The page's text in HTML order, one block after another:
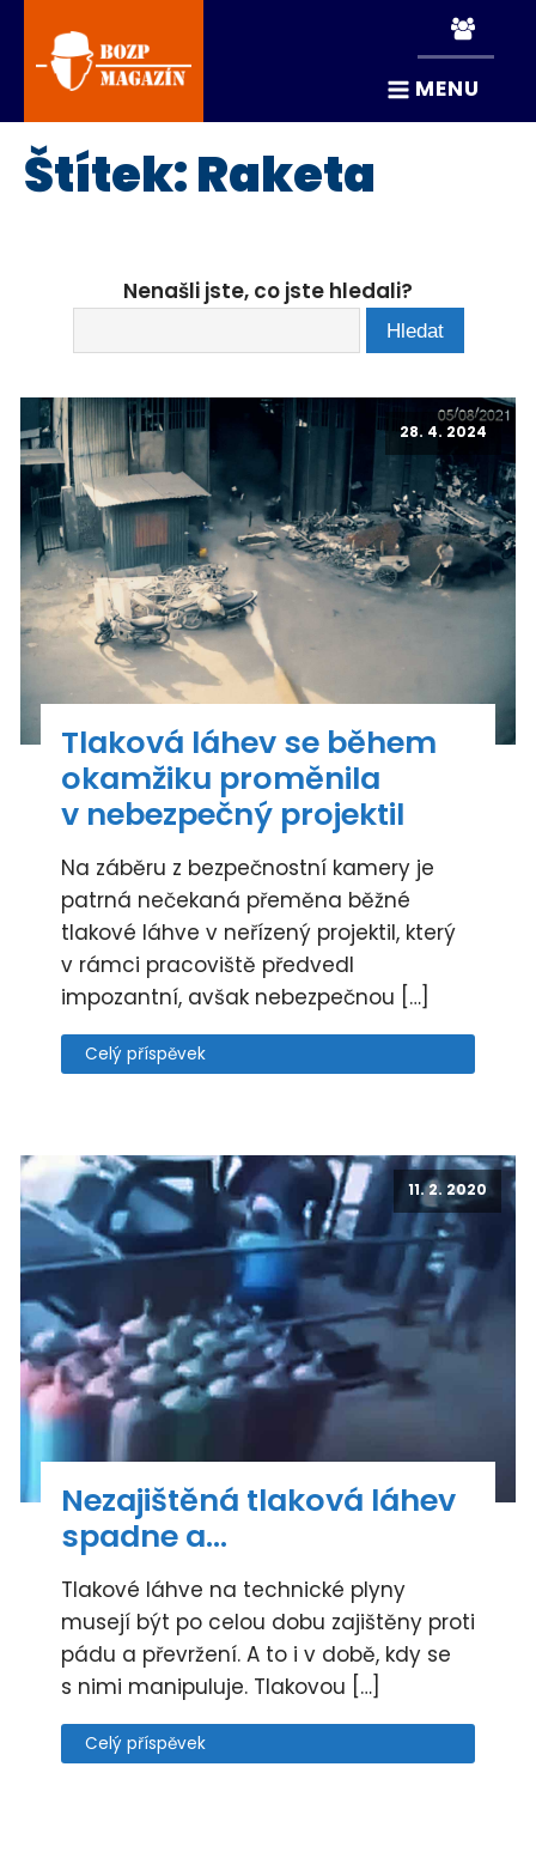
MENU
Štítek:Raketa
Nenašli jste, co jste hledali?
28. 4. 2024
Tlaková láhev se během
okamžiku proměnila
v nebezpečný projektil
Na záběru z bezpečnostní kamery je
patrná nečekaná přeměna běžné
tlakové láhve v neřízený projektil, který
v rámci pracoviště předvedl
impozantní, avšak nebezpečnou […]
Celý příspěvek
11. 2. 2020
Nezajištěná tlaková láhev
spadne a…
Tlakové láhve na technické plyny
musejí být po celou dobu zajištěny proti
pádu a převržení. A to i v době, kdy se
s nimi manipuluje. Tlakovou […]
Celý příspěvek